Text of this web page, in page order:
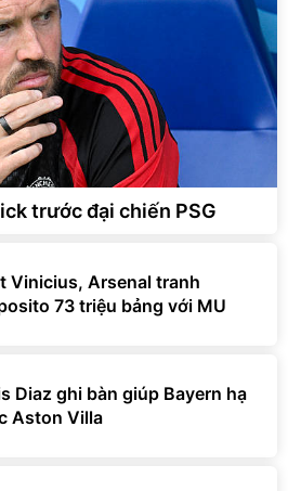
trước đại chiến PSG
Vinicius, Arsenal tranh
73 triệu bảng với MU
Diaz ghi bàn giúp Bayern hạ
Aston Villa